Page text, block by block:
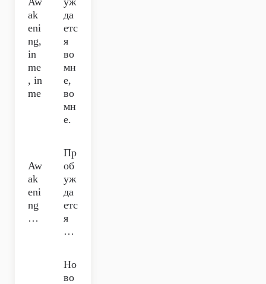
ak
eni
ng,
in
me
, in
me
да
етс
я
во
мн
е,
во
мн
е.
Aw
ak
eni
ng
…
Пр
об
уж
да
етс
я
…
Но
во